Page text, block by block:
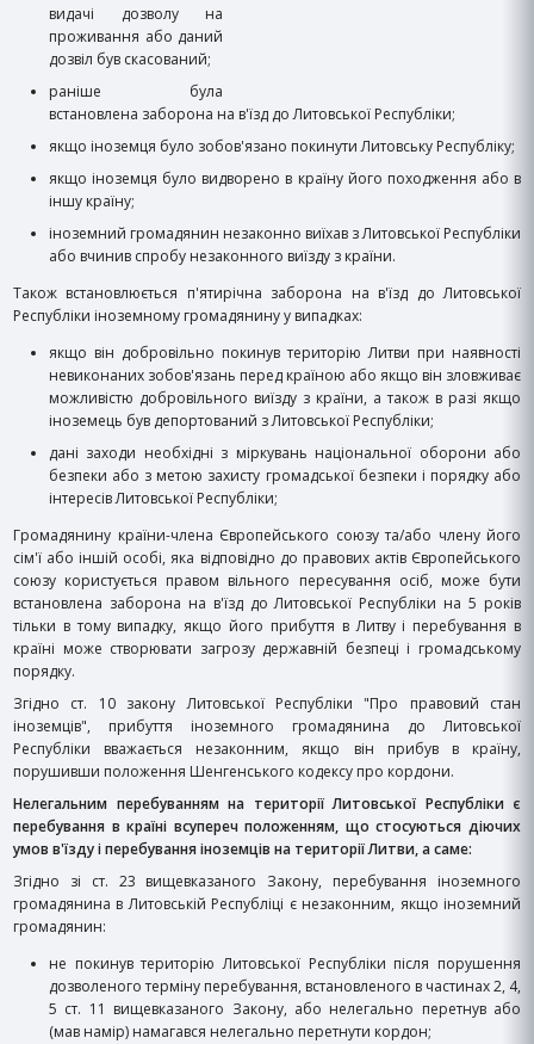
видачі дозволу на
проживання або даний
дозвіл був скасований;
раніше була
встановлена ​​заборона на в'їзд до Литовської Республіки;
якщо іноземця було зобов'язано покинути Литовську Республіку;
якщо іноземця було видворено в країну його походження або в
іншу країну;
іноземний громадянин незаконно виїхав з Литовської Республіки
або вчинив спробу незаконного виїзду з країни.
Також встановлюється п'ятирічна заборона на в'їзд до Литовської
Республіки іноземному громадянину у випадках:
якщо він добровільно покинув територію Литви при наявності
невиконаних зобов'язань перед країною або якщо він зловживає
можливістю добровільного виїзду з країни, а також в разі якщо
іноземець був депортований з Литовської Республіки;
дані заходи необхідні з міркувань національної оборони або
безпеки або з метою захисту громадської безпеки і порядку або
інтересів Литовської Республіки;
Громадянину країни-члена Європейського союзу та/або члену його
сім'ї або іншій особі, яка відповідно до правових актів Європейського
союзу користується правом вільного пересування осіб, може бути
встановлена ​​заборона на в'їзд до Литовської Республіки на 5 років
тільки в тому випадку, якщо його прибуття в Литву і перебування в
країні може створювати загрозу державній безпеці і громадському
порядку.
Згідно ст. 10 закону Литовської Республіки "Про правовий стан
іноземців", прибуття іноземного громадянина до Литовської
Республіки вважається незаконним, якщо він прибув в країну,
порушивши положення Шенгенського кодексу про кордони.
Нелегальним перебуванням на території Литовської Республіки є
перебування в країні всупереч положенням, що стосуються діючих
умов в'їзду і перебування іноземців на території Литви, а саме:
Згідно зі ст. 23 вищевказаного Закону, перебування іноземного
громадянина в Литовській Республіці є незаконним, якщо іноземний
громадянин:
не покинув територію Литовської Республіки після порушення
дозволеного терміну перебування, встановленого в частинах 2, 4,
5 ст. 11 вищевказаного Закону, або нелегально перетнув або
(мав намір) намагався нелегально перетнути кордон;